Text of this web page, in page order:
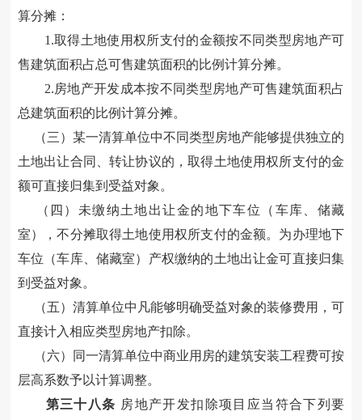
算分摊：
1.取得土地使用权所支付的金额按不同类型房地产可
售建筑面积占总可售建筑面积的比例计算分摊。
2.房地产开发成本按不同类型房地产可售建筑面积占
总建筑面积的比例计算分摊。
（三）某一清算单位中不同类型房地产能够提供独立的
土地出让合同、转让协议的，取得土地使用权所支付的金
额可直接归集到受益对象 。
（四） 未缴纳土地出让金的地下车位（车库、储藏
室）
，不分摊取得土地使用权所支付的金额。为办理地下
车位（车库、储藏室） 产权缴纳的土地出让金可直接归集
到受益对象 。
（五）清算单位中凡能够明确受益对象的装修费用，可
直接计入相应类型房地产扣除。
（六）同一清算单位中商业用房的建筑安装工程费可按
层高系数予以计算调整。
第三十 八条 房地产开发扣除项目应当符合下列要